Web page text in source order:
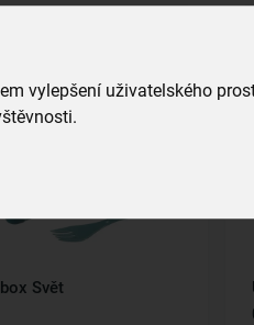
vylepšení uživatelského
Svět